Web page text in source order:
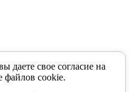
даете свое согласие на
файлов cookie.